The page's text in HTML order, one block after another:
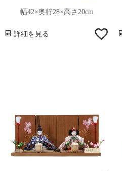
幅42×奥行28×高さ20cm
詳細を見る